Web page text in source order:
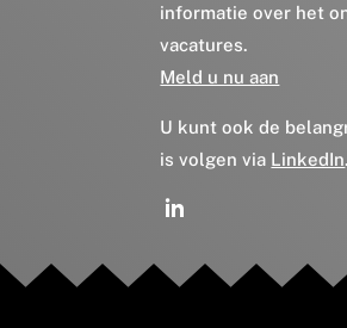
informatie over het
vacatures.
Meld u nu aan
U kunt ook de
is volgen via LinkedIn.